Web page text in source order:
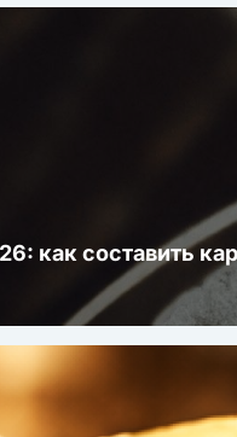
как составить